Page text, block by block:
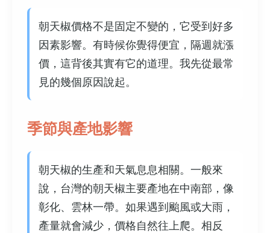
朝天椒價格不是固定不變的，它受到好多
因素影響。有時候你覺得便宜，隔週就漲
價，這背後其實有它的道理。我先從最常
見的幾個原因說起。
季節與產地影響
朝天椒的生產和天氣息息相關。一般來
說，台灣的朝天椒主要產地在中南部，像
彰化、雲林一帶。如果遇到颱風或大雨，
產量就會減少，價格自然往上爬。相反